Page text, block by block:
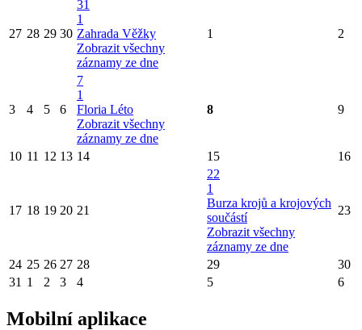
27 28 29 30
31
1
Zahrada Věžky
Zobrazit všechny
záznamy ze dne
1 2
3 4 5 6
7
1
Floria Léto
Zobrazit všechny
záznamy ze dne
8 9
10 11 12 13 14 15 16
17 18 19 20 21
22
1
Burza krojů a krojových
součástí
Zobrazit všechny
záznamy ze dne
23
24 25 26 27 28 29
30
31 1 2 3 4 5 6
Mobilní aplikace